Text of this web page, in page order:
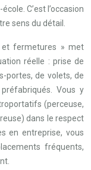
C’est l’occasion
sens du détail.
et fermetures » met
réelle : prise de
portes, de volets, de
Vous y
(perceuse,
dans le respect
en entreprise, vous
fréquents,